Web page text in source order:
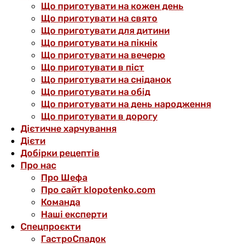
Що приготувати на кожен день
Що приготувати на свято
Що приготувати для дитини
Що приготувати на пікнік
Що приготувати на вечерю
Що приготувати в піст
Що приготувати на сніданок
Що приготувати на обід
Що приготувати на день народження
Що приготувати в дорогу
Дієтичне харчування
Дієти
Добірки рецептів
Про нас
Про Шефа
Про сайт klopotenko.com
Команда
Наші експерти
Спецпроєкти
ГастроСпадок